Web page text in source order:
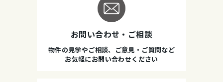
お問い合わせ・ご相談
物件の見学やご相談、ご意見・ご質問など
お気軽にお問い合わせください